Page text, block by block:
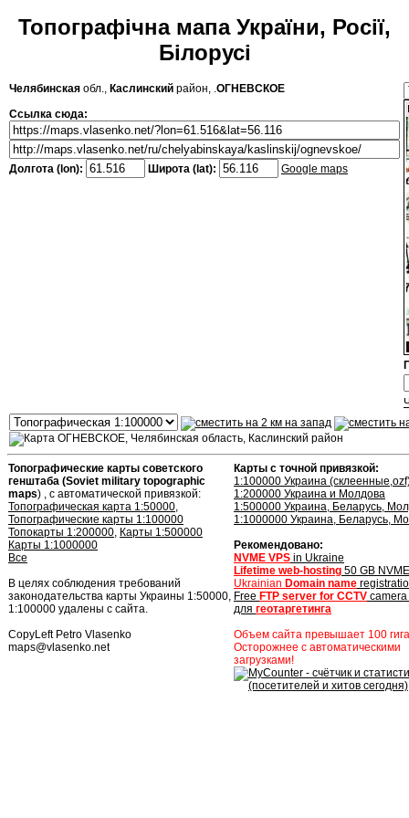
Топографічна мапа України, Росії,
Білорусі
Челябинская обл., Каслинский район, .ОГНЕВСКОЕ
Ссылка сюда:
Долгота (lon): Широта (lat): Google maps
Топографические карты советского
генштаба (Soviet military topographic
maps) , с автоматической привязкой:
Топографическая карта 1:50000,
Топографические карты 1:100000
Топокарты 1:200000, Карты 1:500000
Карты 1:1000000
Все
В целях соблюдения требований
законодательства карты Украины 1:50000,
1:100000 удалены с сайта.
CopyLeft Petro Vlasenko
maps@vlasenko.net
Карты с точной привязкой:
1:100000 Украина
1:200000 Украина и Молдова
1:500000 Украина, Беларусь,
1:1000000 Украина, Беларусь,
Рекомендовано:
NVME VPS in Ukraine
Lifetime web-hosting 50 GB NVME
Ukrainian Domain name
Free FTP server for CCTV camera
для геотаргетинга
Объем сайта превышает 100
Осторожнее с автоматическими
загрузками!